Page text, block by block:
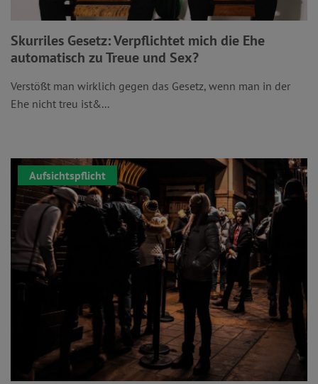
Skurriles Gesetz: Verpflichtet mich die Ehe
automatisch zu Treue und Sex?
Verstößt man wirklich gegen das Gesetz, wenn man in der
Ehe nicht treu ist&...
Aufsichtspflicht